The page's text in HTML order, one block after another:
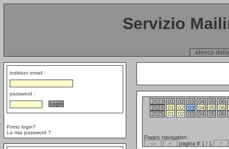
Servizio
elenco
indirizzo email :
password :
Primo login?
La mia password ?
2023 01 02 03 04 05
06
2024
01 02 03 04 05
06
2025
01 02 03 04 05 06
Pages navigation :
<<
< pagina # 1 / 1
>